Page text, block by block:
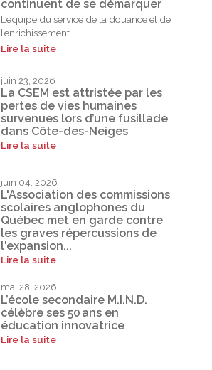
continuent de se démarquer
L’équipe du service de la douance et de
l’enrichissement...
Lire la suite
juin 23, 2026
La CSEM est attristée par les
pertes de vies humaines
survenues lors d’une fusillade
dans Côte-des-Neiges
Lire la suite
juin 04, 2026
L'Association des commissions
scolaires anglophones du
Québec met en garde contre
les graves répercussions de
l'expansion...
Lire la suite
mai 28, 2026
L’école secondaire M.I.N.D.
célèbre ses 50 ans en
éducation innovatrice
Lire la suite